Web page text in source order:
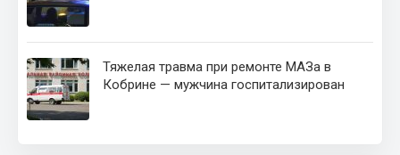
Тяжелая травма при ремонте МАЗа в
Кобрине — мужчина госпитализирован